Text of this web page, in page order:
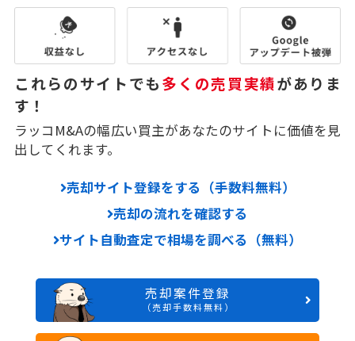
これらのサイトでも多くの売買実績がありま
す！
ラッコM&Aの幅広い買主があなたのサイトに価値を見
出してくれます。
売却サイト登録をする（手数料無料）
売却の流れを確認する
サイト自動査定で相場を調べる（無料）
売却案件登録
（売却手数料無料）